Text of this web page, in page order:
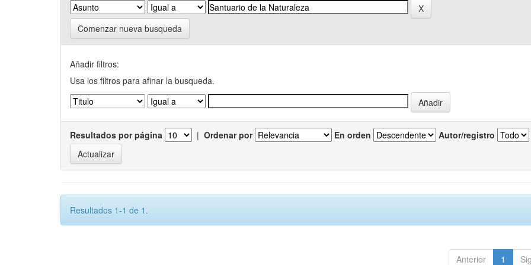
Comenzar nueva busqueda
Añadir filtros:
Usa los filtros para afinar la busqueda.
Resultados por página | Ordenar por En orden Autor/registro
Resultados 1-1 de 1.
Anterior 1